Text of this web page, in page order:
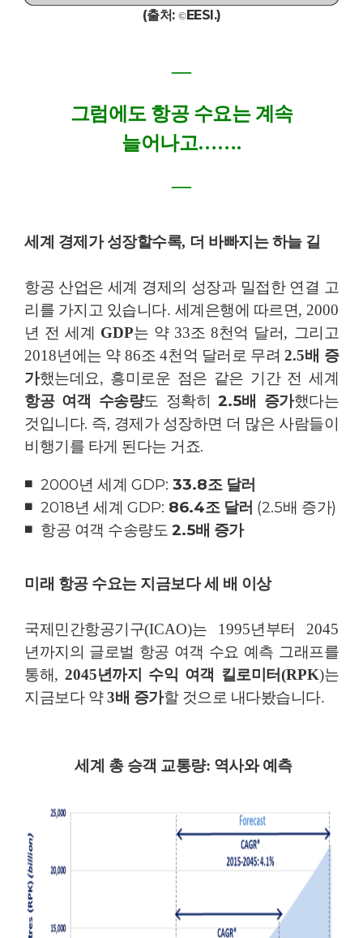
(출처: ©EESI.)
―
그럼에도 항공 수요는 계속
늘어나고…….
―
세계 경제가 성장할수록, 더 바빠지는 하늘 길
항공 산업은 세계 경제의 성장과 밀접한 연결 고
리를 가지고 있습니다. 세계은행에 따르면, 2000
년 전 세계 GDP는 약 33조 8천억 달러, 그리고
2018년에는 약 86조4천억 달러로 무려 2.5배 증
가했는데요, 흥미로운 점은 같은 기간 전 세계
항공 여객 수송량도 정확히2.5배 증가했다는
것입니다. 즉, 경제가 성장하면 더 많은 사람들이
비행기를 타게 된다는 거죠.
◾ 2000년 세계 GDP: 33.8조 달러
◾ 2018년 세계 GDP: 86.4조 달러 (2.5배 증가)
◾ 항공 여객 수송량도 2.5배 증가
미래 항공 수요는 지금보다 세 배 이상
국제민간항공기구(ICAO)는 1995년부터 2045
년까지의 글로벌 항공 여객 수요 예측 그래프를
통해, 2045년까지 수익 여객 킬로미터(RPK)는
지금보다 약3배 증가할 것으로 내다봤습니다.
세계 총 승객 교통량: 역사와 예측